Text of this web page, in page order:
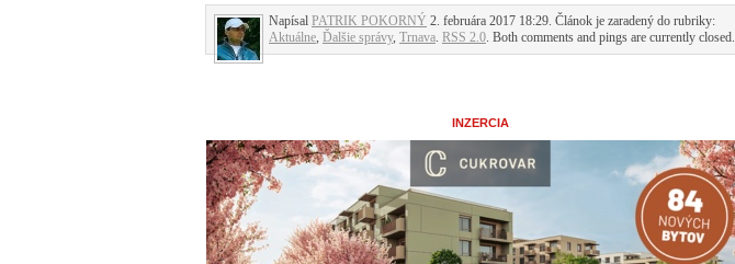
Napísal PATRIK POKORNÝ 2. februára 2017 18:29. Článok je zaradený do rubriky:
Aktuálne, Ďalšie správy, Trnava. RSS 2.0. Both comments and pings are currently closed.
INZERCIA